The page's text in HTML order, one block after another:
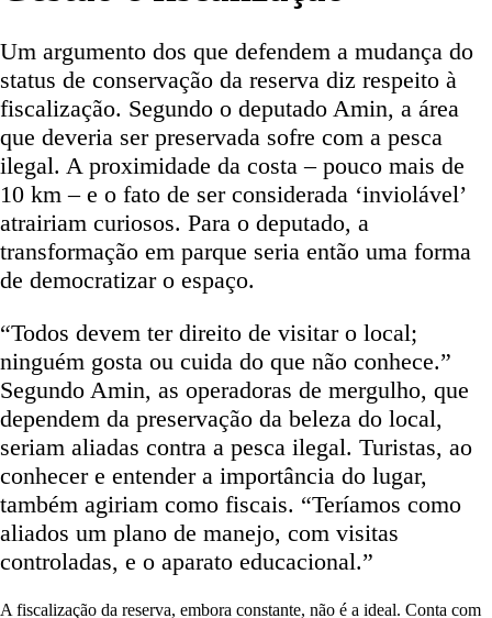
Um argumento dos que defendem a mudança do
status de conservação da reserva diz respeito à
fiscalização. Segundo o deputado Amin, a área
que deveria ser preservada sofre com a pesca
ilegal. A proximidade da costa – pouco mais de
10 km – e o fato de ser considerada ‘inviolável’
atrairiam curiosos. Para o deputado, a
transformação em parque seria então uma forma
de democratizar o espaço.
“Todos devem ter direito de visitar o local;
ninguém gosta ou cuida do que não conhece.”
Segundo Amin, as operadoras de mergulho, que
dependem da preservação da beleza do local,
seriam aliadas contra a pesca ilegal. Turistas, ao
conhecer e entender a importância do lugar,
também agiriam como fiscais. “Teríamos como
aliados um plano de manejo, com visitas
controladas, e o aparato educacional.”
A fiscalização da reserva, embora constante, não é a ideal. Conta com